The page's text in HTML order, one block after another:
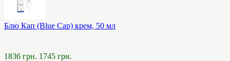
Блю Кап (Blue Cap) крем, 50 мл
1836 грн. 1745 грн.